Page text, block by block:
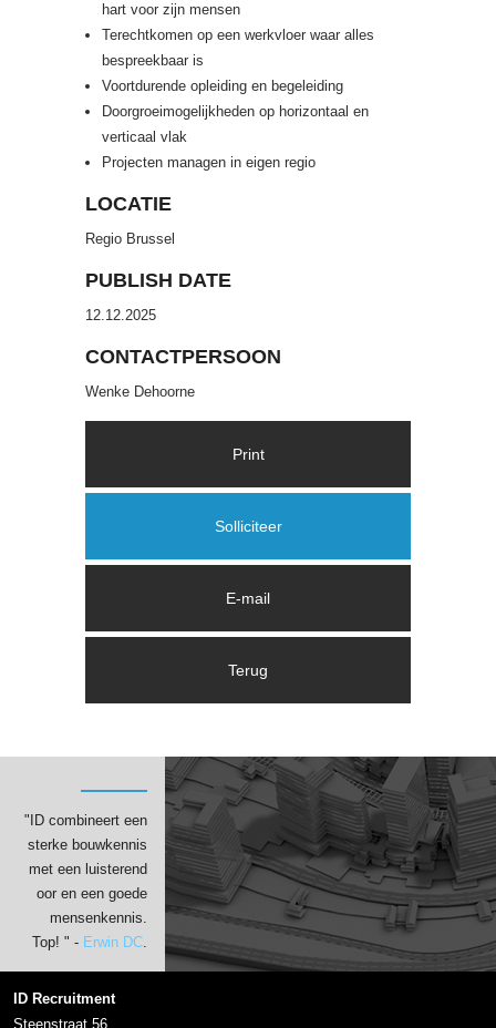
hart voor zijn mensen
Terechtkomen op een werkvloer waar alles
bespreekbaar is
Voortdurende opleiding en begeleiding
Doorgroeimogelijkheden op horizontaal en
verticaal vlak
Projecten managen in eigen regio
LOCATIE
Regio Brussel
PUBLISH DATE
12.12.2025
CONTACTPERSOON
Wenke Dehoorne
"ID combineert een
sterke bouwkennis
met een luisterend
oor en een goede
mensenkennis.
Top! " - Erwin DC.
ID Recruitment
Steenstraat 56